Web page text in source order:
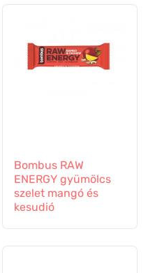
Bombus RAW
ENERGY gyümölcs
szelet mangó és
kesudió